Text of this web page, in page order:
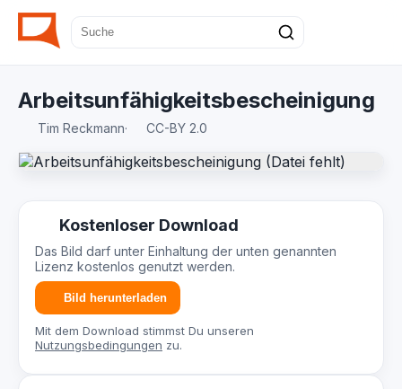
Arbeitsunfähigkeitsbescheinigung
Tim Reckmann· CC-BY 2.0
Kostenloser Download
Das Bild darf unter Einhaltung der unten genannten
Lizenz kostenlos genutzt werden.
Bild herunterladen
Mit dem Download stimmst Du unseren
Nutzungsbedingungen zu.